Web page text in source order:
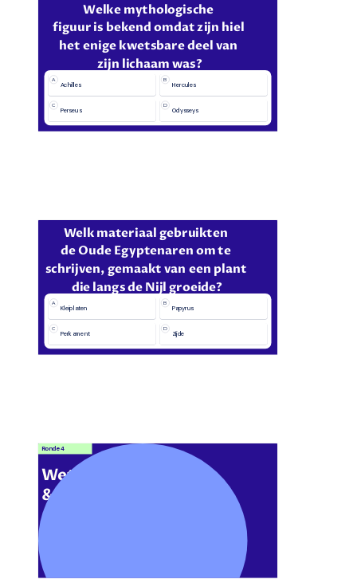
Welke mythologische
figuur is bekend omdat zijn hiel
het enige kwetsbare deel van
zijn lichaam was?
A
Achilles
B
Hercules
C
Perseus
D
Odysseys
Welk materiaal gebruikten
de Oude Egyptenaren om te
schrijven, gemaakt van een plant
die langs de Nijl groeide?
A
Kleiplaten
B
Papyrus
C
Perkament
D
Zijde
Wetenschap
& Techniek
Ronde 4